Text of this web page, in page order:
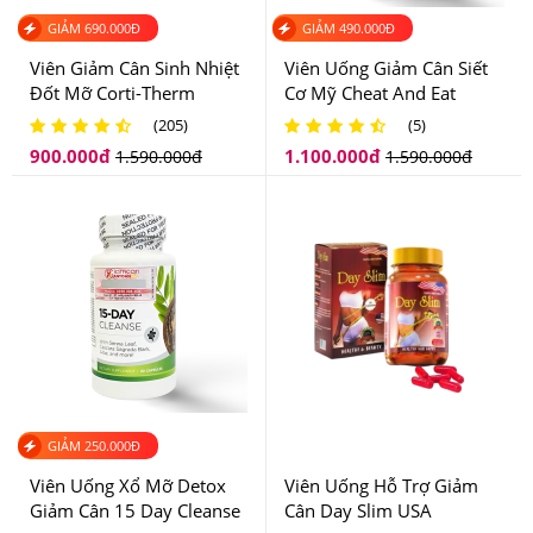
Viên giảm cân này rất nổi tiếng tại thị trường nội địa Nhật
4.Viên Giảm Cân Tiêu Mỡ Nhanh Kracie EKT62
GIẢM 690.000Đ
Viên Giảm Cân Sinh Nhiệt
Đốt Mỡ Corti-Therm
Complex
(205)
900.000đ 1.590.000đ
GIẢM 490.000Đ
Viên Uống Giảm Cân Siết
Cơ Mỹ Cheat And Eat
(5)
1.100.000đ 1.590.000đ
GIẢM 250.000Đ
Viên Uống Xổ Mỡ Detox
Giảm Cân 15 Day Cleanse
Viên Uống Hỗ Trợ Giảm
Cân Day Slim USA